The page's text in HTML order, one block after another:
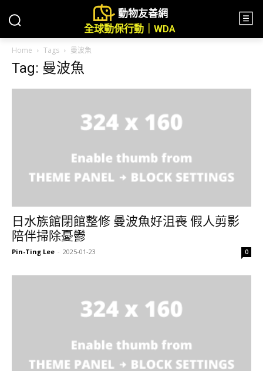
動物友善網
全球動保行動｜WDA
Home Tags 曼波魚
Tag: 曼波魚
日水族館閉館整修 曼波魚好沮喪 假人剪影
陪伴掃除憂鬱
Pin-Ting Lee - 2025-01-23 0